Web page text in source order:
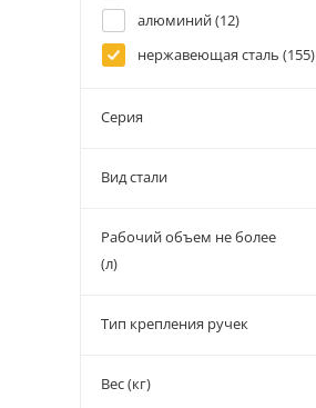
алюминий (12)
нержавеющая сталь (155)
Серия
Вид стали
Рабочий объем не более
(л)
Тип крепления ручек
Вес (кг)